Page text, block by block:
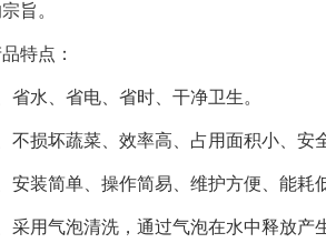
旨。
点：
水、省电、省时、干净卫生。
损坏蔬菜、效率高、占用面积小、安全
装简单、操作简易、维护方便、能耗低
用气泡清洗，通过气泡在水中释放产生